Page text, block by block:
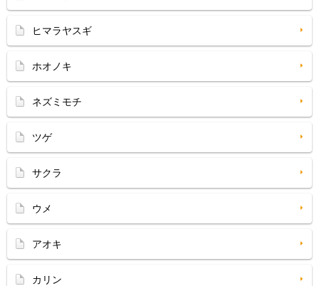
ヒマラヤスギ
ホオノキ
ネズミモチ
ツゲ
サクラ
ウメ
アオキ
カリン